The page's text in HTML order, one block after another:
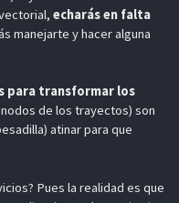
echarás en falta
manejarte y hacer alguna
para transformar los
de los trayectos) son
atinar para que
Pues la realidad es que